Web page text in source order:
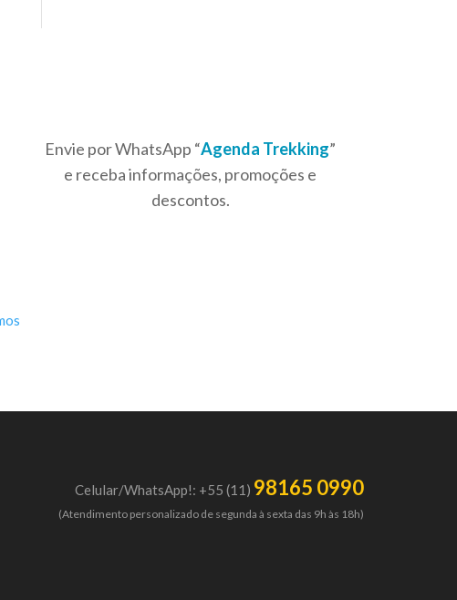
Envie por WhatsApp “Agenda Trekking”
e receba informações, promoções e
descontos.
Celular/WhatsApp!: +55 (11) 98165 0990
(Atendimento personalizado de segunda à sexta das 9h às 18h)